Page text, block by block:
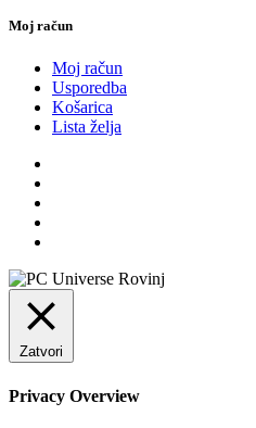
Moj račun
Moj račun
Usporedba
Košarica
Lista želja
Zatvori
Privacy Overview